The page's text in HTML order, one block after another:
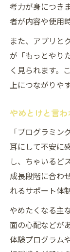
考力が身につき
者が内容や使用
また、アプリと
が「もっとやり
く見られます。
上につながりや
やめとけと言
「プログラミ
耳にして不安に
し、ちゃいるど
成長段階に合わ
れるサポート体
やめたくなる主
面の心配などが
体験プログラム